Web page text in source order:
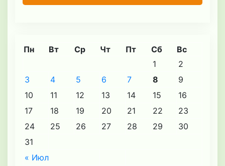
Пн Вт Ср Чт Пт Сб Вс
« Июл
1
2
3
4 5 6 7 8
9
10
11 12 13 14 15
16
17
18 19 20 21 22
23
24
25 26 27 28 29
30
31